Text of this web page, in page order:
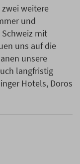
weitere
und
mit
uns auf die
unsere
langfristig
Hotels, Doros